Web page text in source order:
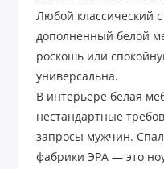
Любой классический
дополненный белой
роскошь или
универсальна.
В интерьере белая
нестандартные
запросы мужчин.
фабрики ЭРА — это